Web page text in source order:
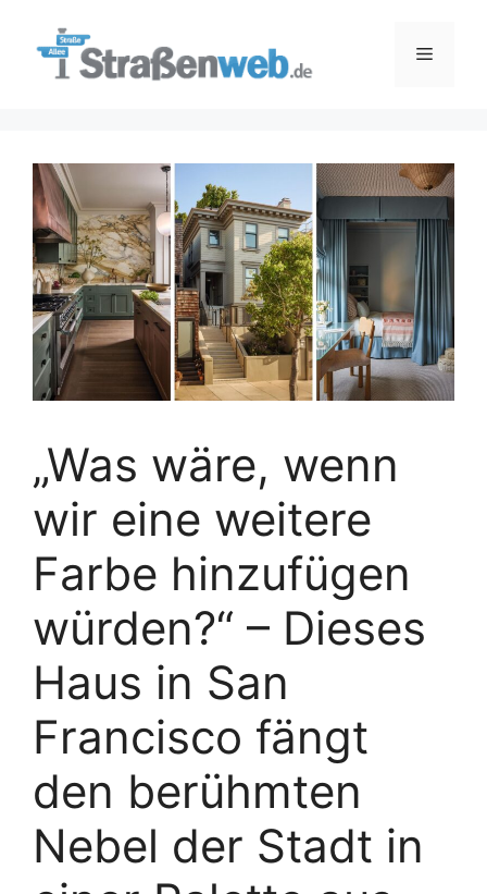
Menü
„Was wäre, wenn
wir eine weitere
Farbe hinzufügen
würden?“ – Dieses
Haus in San
Francisco fängt
den berühmten
Nebel der Stadt in